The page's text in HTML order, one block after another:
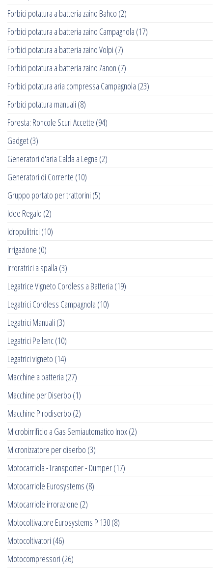
Forbici potatura a batteria zaino Bahco (2)
Forbici potatura a batteria zaino Campagnola (17)
Forbici potatura a batteria zaino Volpi (7)
Forbici potatura a batteria zaino Zanon (7)
Forbici potatura aria compressa Campagnola (23)
Forbici potatura manuali (8)
Foresta: Roncole Scuri Accette (94)
Gadget(3)
Generatori d'aria Calda a Legna (2)
Generatori di Corrente (10)
Gruppo portato per trattorini (5)
Idee Regalo (2)
Idropulitrici (10)
Irrigazione (0)
Irroratrici a spalla (3)
Legatrice Vigneto Cordless a Batteria (19)
Legatrici Cordless Campagnola (10)
Legatrici Manuali (3)
Legatrici Pellenc(10)
Legatrici vigneto (14)
Macchine a batteria (27)
Macchine per Diserbo (1)
Macchine Pirodiserbo (2)
Microbirrificio a Gas Semiautomatico Inox(2)
Micronizzatore per diserbo (3)
Motocarriola -Transporter - Dumper(17)
Motocarriole Eurosystems (8)
Motocarriole irrorazione (2)
Motocoltivatore Eurosystems P 130(8)
Motocoltivatori (46)
Motocompressori (26)